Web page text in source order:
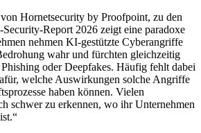
Hornetsecurity by Proofpoint, zu den
Report 2026 zeigt eine paradoxe
nehmen KI-gestützte Cyberangriffe
wahr und fürchten gleichzeitig
oder Deepfakes. Häufig fehlt dabei
welche Auswirkungen solche Angriffe
haben können. Vielen
schwer zu erkennen, wo ihr Unternehmen